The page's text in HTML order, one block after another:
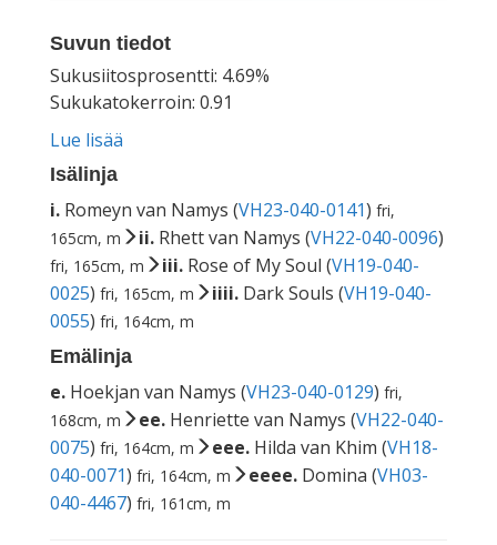
Suvun tiedot
Sukusiitosprosentti: 4.69%
Sukukatokerroin: 0.91
Lue lisää
Isälinja
i. Romeyn van Namys (VH23-040-0141) fri,
165cm, m
ii. Rhett van Namys (VH22-040-0096)
fri, 165cm, m iii. Rose of My Soul (VH19-040-
0025) fri, 165cm, m iiii. Dark Souls (VH19-040-
0055) fri, 164cm, m
Emälinja
e. Hoekjan van Namys (VH23-040-0129) fri,
168cm, m
ee. Henriette van Namys (VH22-040-
0075) fri, 164cm, m eee. Hilda van Khim (VH18-
040-0071) fri, 164cm, m eeee. Domina (VH03-
040-4467) fri, 161cm, m